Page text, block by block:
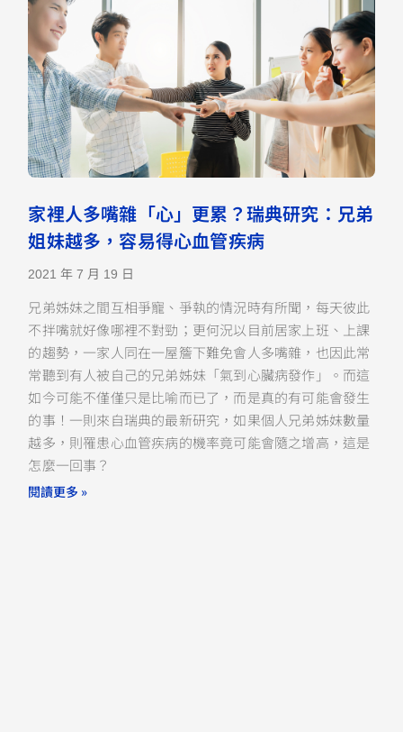
家裡人多嘴雜「心」更累？瑞典研究：兄弟
姐妹越多，容易得心血管疾病
2021 年 7 月 19 日
兄弟姊妹之間互相爭寵、爭執的情況時有所聞，每天彼此
不拌嘴就好像哪裡不對勁；更何況以目前居家上班、上課
的趨勢，一家人同在一屋簷下難免會人多嘴雜，也因此常
常聽到有人被自己的兄弟姊妹「氣到心臟病發作」。而這
如今可能不僅僅只是比喻而已了，而是真的有可能會發生
的事！一則來自瑞典的最新研究，如果個人兄弟姊妹數量
越多，則罹患心血管疾病的機率竟可能會隨之增高，這是
怎麼一回事？
閱讀更多 »